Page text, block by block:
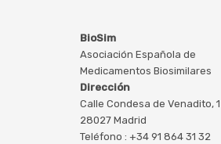
BioSim
Asociación Española de
Medicamentos Biosimilares
Dirección
Calle Condesa de Venadito, 1
28027 Madrid
Teléfono : +34 91 864 31 32